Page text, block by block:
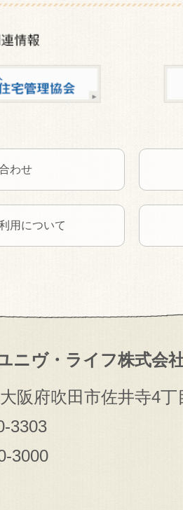
わせ
用について
ニヴ・ライフ株式会
阪府吹田市佐井寺4丁
3303
3000